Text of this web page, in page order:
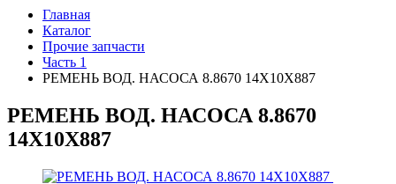
Главная
Каталог
Прочие запчасти
Часть 1
РЕМЕНЬ ВОД. НАСОСА 8.8670 14Х10Х887
РЕМЕНЬ ВОД. НАСОСА 8.8670
14Х10Х887